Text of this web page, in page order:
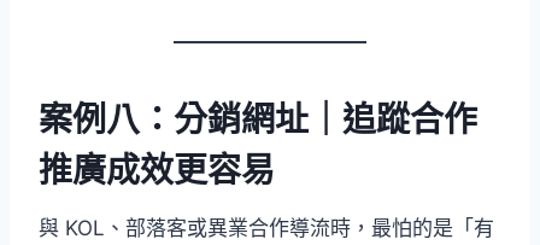
案例八：分銷網址｜追蹤合作
推廣成效更容易
與 KOL、部落客或異業合作導流時，最怕的是「有